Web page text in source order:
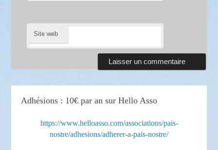
Site web
Adhésions : 10€ par an sur Hello Asso
https://www.helloasso.com/associations/pais-
nostre/adhesions/adherer-a-pais-nostre/